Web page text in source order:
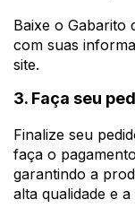
Baixe o Gabarito
com suas
site.
3. Faça seu
Finalize seu
faça o
garantindo a
alta qualidade e